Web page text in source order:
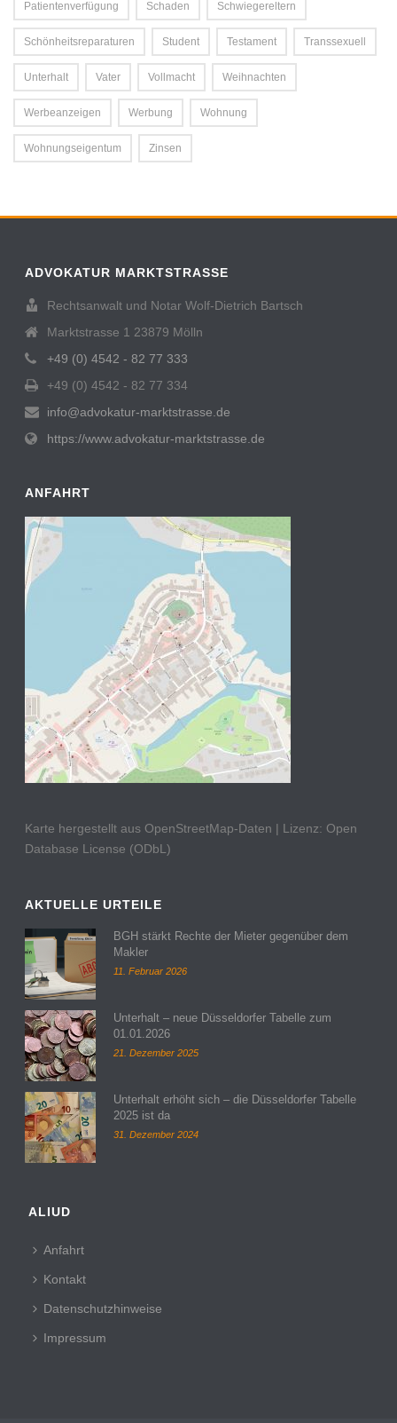
Patientenverfügung Schaden Schwiegereltern
Schönheitsreparaturen Student Testament Transsexuell
Unterhalt Vater Vollmacht Weihnachten
Werbeanzeigen Werbung Wohnung
Wohnungseigentum Zinsen
ADVOKATUR MARKTSTRASSE
Rechtsanwalt und Notar Wolf-Dietrich Bartsch
Marktstrasse 1 23879 Mölln
+49 (0) 4542 - 82 77 333
+49 (0) 4542 - 82 77 334
info@advokatur-marktstrasse.de
https://www.advokatur-marktstrasse.de
ANFAHRT
Karte hergestellt aus OpenStreetMap-Daten | Lizenz: Open
Database License (ODbL)
AKTUELLE URTEILE
BGH stärkt Rechte der Mieter gegenüber dem
Makler
11. Februar 2026
Unterhalt – neue Düsseldorfer Tabelle zum
01.01.2026
21. Dezember 2025
Unterhalt erhöht sich – die Düsseldorfer Tabelle
2025 ist da
31. Dezember 2024
ALIUD
Anfahrt
Kontakt
Datenschutzhinweise
Impressum